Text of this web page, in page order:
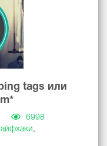
tags или
6998
,